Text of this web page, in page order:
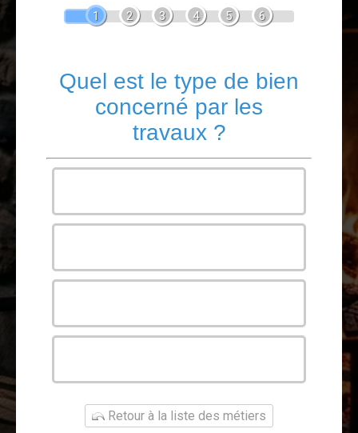
1 2 3 4 5 6
Quel est le type de bien
concerné par les
travaux ?
Retour à la liste des métiers